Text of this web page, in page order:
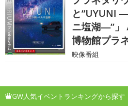
と“UYUNI
ニ塩湖―”」
博物館プラ
映像番組
GW人気イベントランキングから探す